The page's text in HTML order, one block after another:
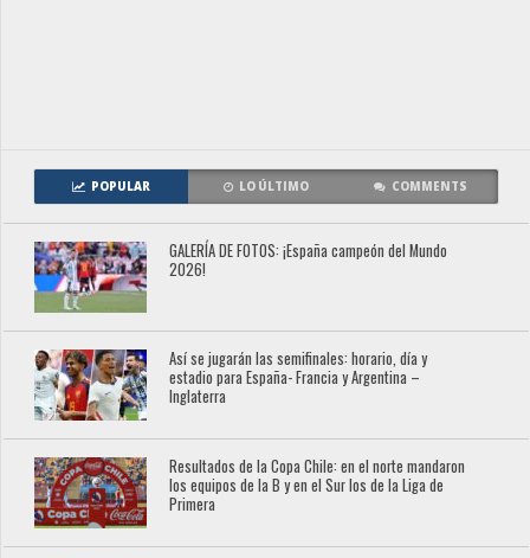
POPULAR LO ÚLTIMO COMMENTS
GALERÍA DE FOTOS: ¡España campeón del Mundo
2026!
Así se jugarán las semifinales: horario, día y
estadio para España- Francia y Argentina –
Inglaterra
Resultados de la Copa Chile: en el norte mandaron
los equipos de la B y en el Sur los de la Liga de
Primera